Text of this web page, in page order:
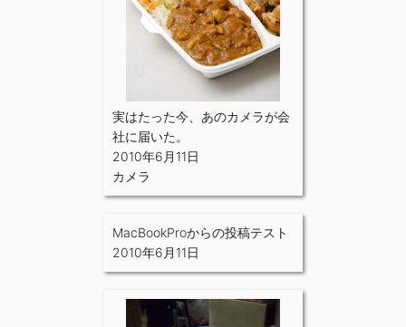
実はたった今、あのカメラが会
社に届いた。
2010年6月11日
カメラ
MacBookProからの投稿テスト
2010年6月11日